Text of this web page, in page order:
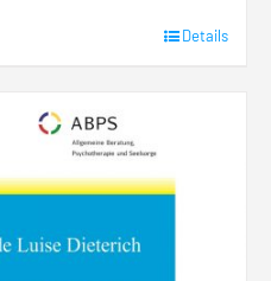
Details